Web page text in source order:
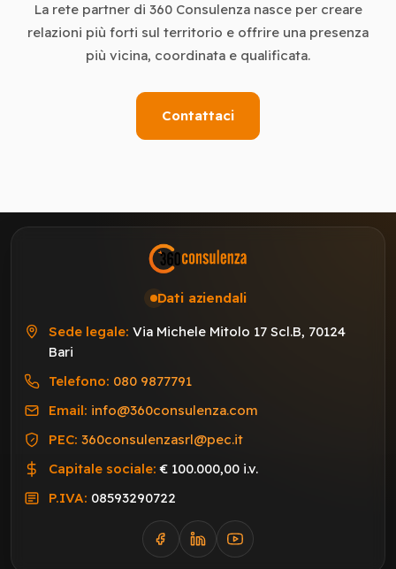
La rete partner di 360 Consulenza nasce per creare
relazioni più forti sul territorio e offrire una presenza
più vicina, coordinata e qualificata.
Contattaci
Dati aziendali
Sede legale: Via Michele Mitolo 17 Scl.B, 70124
Bari
Telefono: 080 9877791
Email: info@360consulenza.com
PEC: 360consulenzasrl@pec.it
Capitale sociale: € 100.000,00 i.v.
P.IVA: 08593290722